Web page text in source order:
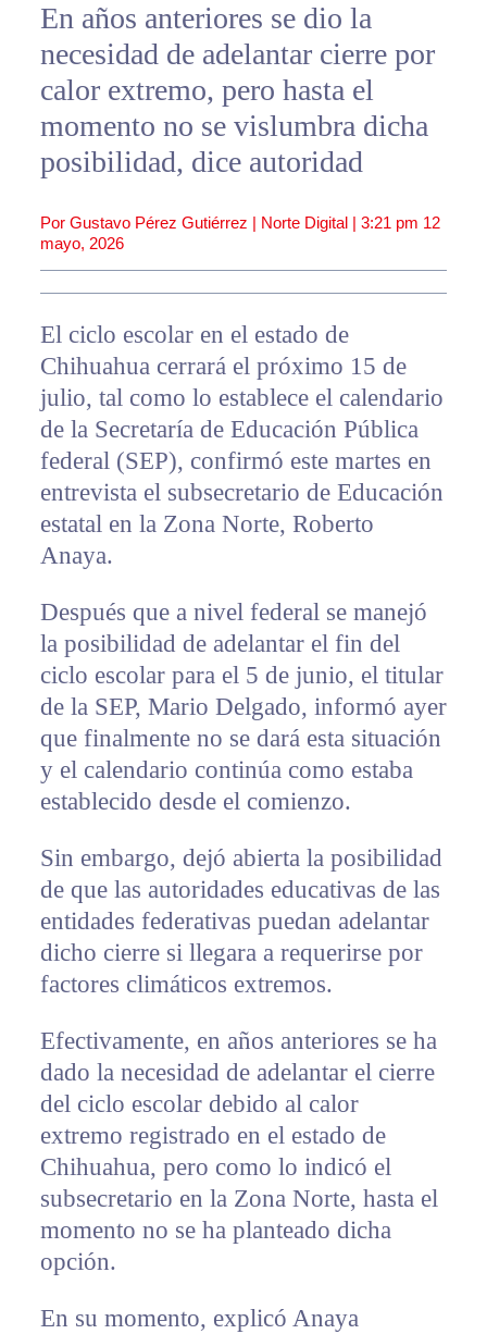
En años anteriores se dio la
necesidad de adelantar cierre por
calor extremo, pero hasta el
momento no se vislumbra dicha
posibilidad, dice autoridad
Por Gustavo Pérez Gutiérrez | Norte Digital | 3:21 pm 12
mayo, 2026
El ciclo escolar en el estado de
Chihuahua cerrará el próximo 15 de
julio, tal como lo establece el calendario
de la Secretaría de Educación Pública
federal (SEP), confirmó este martes en
entrevista el subsecretario de Educación
estatal en la Zona Norte, Roberto
Anaya.
Después que a nivel federal se manejó
la posibilidad de adelantar el fin del
ciclo escolar para el 5 de junio, el titular
de la SEP, Mario Delgado, informó ayer
que finalmente no se dará esta situación
y el calendario continúa como estaba
establecido desde el comienzo.
Sin embargo, dejó abierta la posibilidad
de que las autoridades educativas de las
entidades federativas puedan adelantar
dicho cierre si llegara a requerirse por
factores climáticos extremos.
Efectivamente, en años anteriores se ha
dado la necesidad de adelantar el cierre
del ciclo escolar debido al calor
extremo registrado en el estado de
Chihuahua, pero como lo indicó el
subsecretario en la Zona Norte, hasta el
momento no se ha planteado dicha
opción.
En su momento, explicó Anaya